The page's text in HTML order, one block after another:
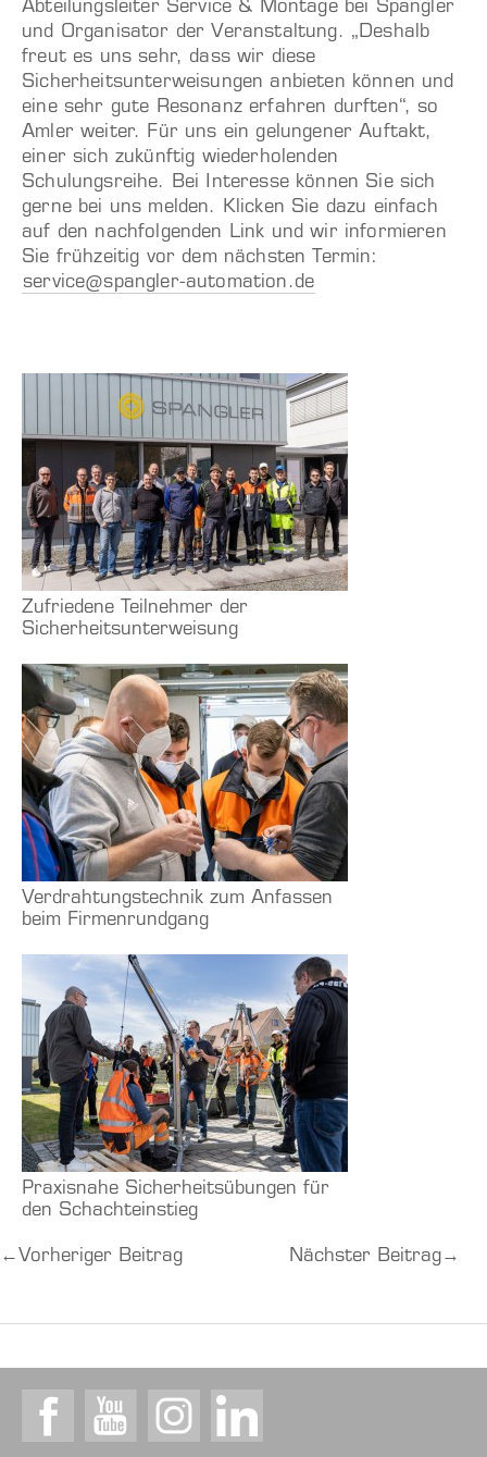
Abteilungsleiter Service & Montage bei Spangler
und Organisator der Veranstaltung. „Deshalb
freut es uns sehr, dass wir diese
Sicherheitsunterweisungen anbieten können und
eine sehr gute Resonanz erfahren durften“, so
Amler weiter. Für uns ein gelungener Auftakt,
einer sich zukünftig wiederholenden
Schulungsreihe. Bei Interesse können Sie sich
gerne bei uns melden. Klicken Sie dazu einfach
auf den nachfolgenden Link und wir informieren
Sie frühzeitig vor dem nächsten Termin:
service@spangler-automation.de
Zufriedene Teilnehmer der
Sicherheitsunterweisung
Verdrahtungstechnik zum Anfassen
beim Firmenrundgang
Praxisnahe Sicherheitsübungen für
den Schachteinstieg
← Vorheriger Beitrag Nächster Beitrag→